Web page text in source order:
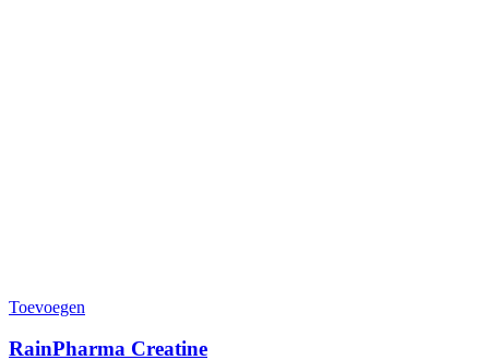
Toevoegen
RainPharma Creatine